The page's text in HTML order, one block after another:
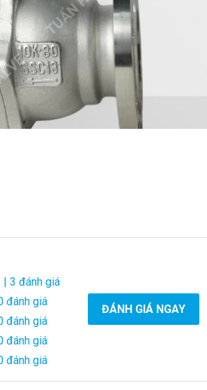
| 3 đánh giá
đánh giá
đánh giá
đánh giá
đánh giá
ĐÁNH GIÁ NGAY